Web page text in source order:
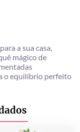
a sua casa,
mágico de
o equilíbrio perfeito